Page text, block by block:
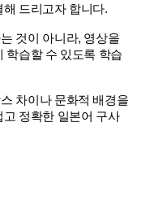
드리고자 합니다.
것이 아니라, 영상을
학습할 수 있도록 학습
차이나 문화적 배경을
정확한 일본어 구사